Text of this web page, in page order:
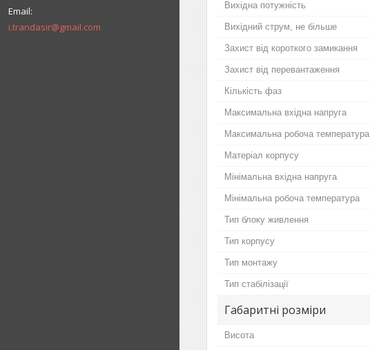
i.trandasir@gmail.com
Вихідна потужність
Вихідний струм, не більше
Захист від короткого замикання
Захист від перевантаження
Кількість фаз
Максимальна вхідна напруга
Максимальна робоча температура
Матеріал корпусу
Мінімальна вхідна напруга
Мінімальна робоча температура
Тип блоку живлення
Тип корпусу
Тип монтажу
Тип стабілізації
Габаритні розміри
Висота